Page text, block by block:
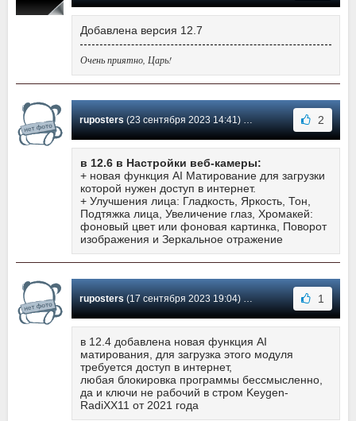
Добавлена версия 12.7
Очень приятно, Царь!
ruposters(23 сентября 2023 14:41) Сообщение #125 2
в 12.6 в Настройки веб-камеры:
+ новая функция AI Матирование для загрузки
которой нужен доступ в интернет.
+ Улучшения лица: Гладкость, Яркость, Тон,
Подтяжка лица, Увеличение глаз, Хромакей:
фоновый цвет или фоновая картинка, Поворот
изображения и Зеркальное отражение
ruposters(17 сентября 2023 19:04) Сообщение #124 1
в 12.4 добавлена новая функция AI
матирования, для загрузка этого модуля
требуется доступ в интернет,
любая блокировка программы бессмысленно,
да и ключи не рабочий в стром Keygen-
RadiXX11 от 2021 года